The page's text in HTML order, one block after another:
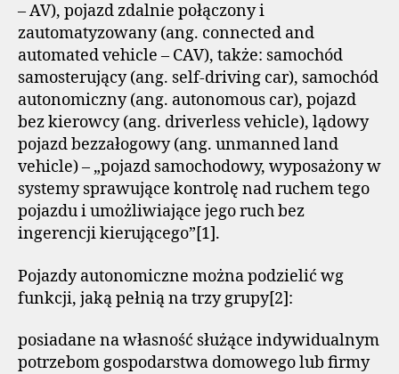
– AV), pojazd zdalnie połączony i
zautomatyzowany (ang. connected and
automated vehicle – CAV), także: samochód
samosterujący (ang. self-driving car), samochód
autonomiczny (ang. autonomous car), pojazd
bez kierowcy (ang. driverless vehicle), lądowy
pojazd bezzałogowy (ang. unmanned land
vehicle) – „pojazd samochodowy, wyposażony w
systemy sprawujące kontrolę nad ruchem tego
pojazdu i umożliwiające jego ruch bez
ingerencji kierującego”[1].
Pojazdy autonomiczne można podzielić wg
funkcji, jaką pełnią na trzy grupy[2]:
posiadane na własność służące indywidualnym
potrzebom gospodarstwa domowego lub firmy